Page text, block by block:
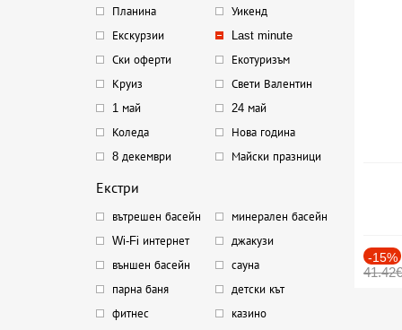
Планина
Уикенд
Екскурзии
Last minute
Ски оферти
Екотуризъм
Круиз
Свети Валентин
1 май
24 май
Коледа
Нова година
8 декември
Майски празници
Екстри
вътрешен басейн
минерален басейн
Wi-Fi интернет
джакузи
външен басейн
сауна
парна баня
детски кът
фитнес
казино
-15%
41.42€